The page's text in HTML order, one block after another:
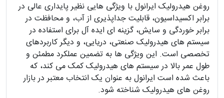
روغن هیدرولیک ایرانول با ویژگی هایی نظیر پایداری عالی در
برابر اکسیداسیون، قابلیت جداپذیری از آب، و محافظت در
برابر خوردگی و سایش، گزینه ای ایده آل برای استفاده در
سیستم های هیدرولیک صنعتی، دریایی، و دیگر کاربردهای
تخصصی است. این ویژگی ها به تضمین عملکرد مطمئن و
طول عمر بالا در سیستم های هیدرولیک کمک می کند، که
باعث شده است ایرانول به عنوان یک انتخاب معتبر در بازار
روغن های هیدرولیک شناخته شود.